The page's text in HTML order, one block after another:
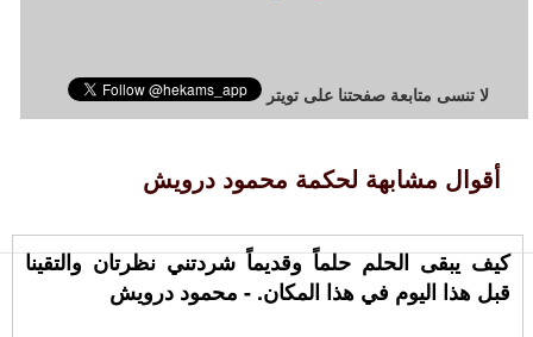
لا تنسى متابعة صفحتنا على تويتر
أقوال مشابهة لحكمة محمود درويش
كيف يبقى الحلم حلماً وقديماً شردتني نظرتان والتقينا
قبل هذا اليوم في هذا المكان. - محمود درويش